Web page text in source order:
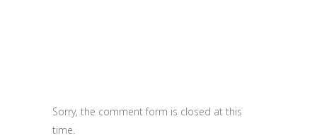
Sorry, the comment form is closed at this
time.